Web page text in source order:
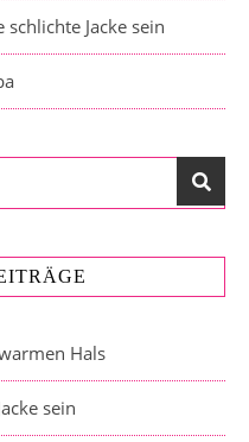
Jacke sein
Hals
sein